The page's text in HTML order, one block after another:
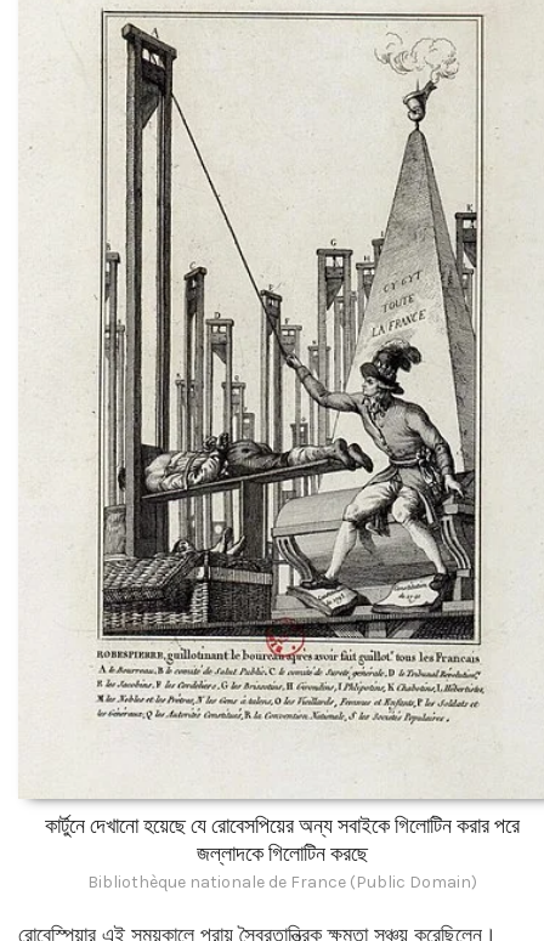
কার্টুনে দেখানো হয়েছে যে রোবেসপিয়ের অন্য সবাইকে গিলোটিন করার পরে
জল্লাদকে গিলোটিন করছে
Bibliothèque nationale de France (Public Domain)
রোবেস্পিয়ার এই সময়কালে প্রায় স্বৈরতান্ত্রিক ক্ষমতা সঞ্চয় করেছিলেন।